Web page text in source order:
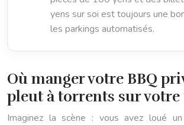
yens sur soi est toujours une
les parkings automatisés.
Où manger votre BBQ
pleut à torrents sur votre
Imaginez la scène : vous avez loué